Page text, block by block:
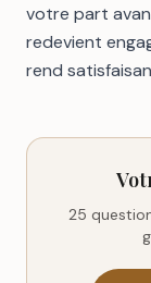
votre part
redevient
rend
25